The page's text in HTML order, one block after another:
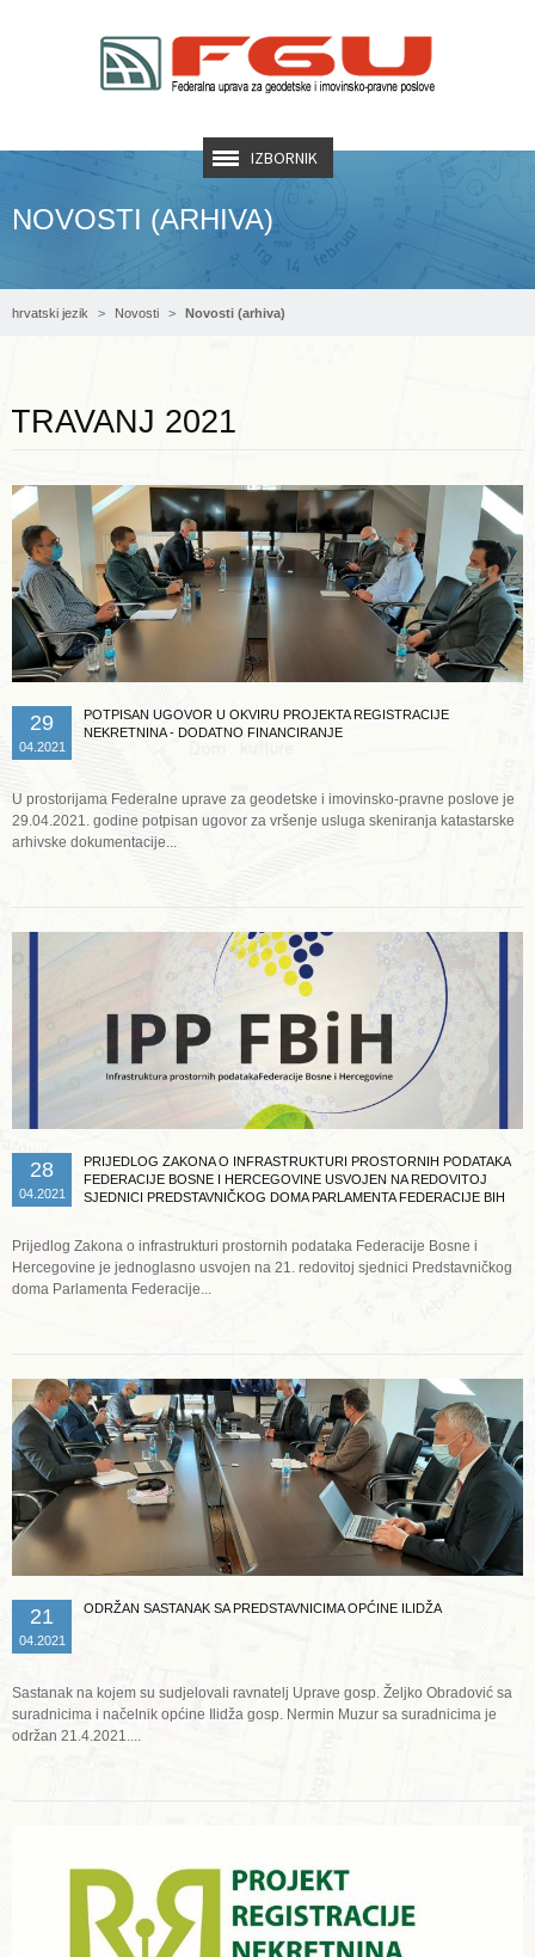
IZBORNIK
NOVOSTI (ARHIVA)
hrvatski jezik Novosti Novosti (arhiva)
TRAVANJ 2021
29
04.2021
POTPISAN UGOVOR U OKVIRU PROJEKTA REGISTRACIJE
NEKRETNINA - DODATNO FINANCIRANJE
U prostorijama Federalne uprave za geodetske i imovinsko-pravne poslove je
29.04.2021. godine potpisan ugovor za vršenje usluga skeniranja katastarske
arhivske dokumentacije...
28
04.2021
PRIJEDLOG ZAKONA O INFRASTRUKTURI PROSTORNIH PODATAKA
FEDERACIJE BOSNE I HERCEGOVINE USVOJEN NA REDOVITOJ
SJEDNICI PREDSTAVNIČKOG DOMA PARLAMENTA FEDERACIJE BIH
Prijedlog Zakona o infrastrukturi prostornih podataka Federacije Bosne i
Hercegovine je jednoglasno usvojen na 21. redovitoj sjednici Predstavničkog
doma Parlamenta Federacije...
21
04.2021
ODRŽAN SASTANAK SA PREDSTAVNICIMA OPĆINE ILIDŽA
Sastanak na kojem su sudjelovali ravnatelj Uprave gosp. Željko Obradović sa
suradnicima i načelnik općine Ilidža gosp. Nermin Muzur sa suradnicima je
održan 21.4.2021....